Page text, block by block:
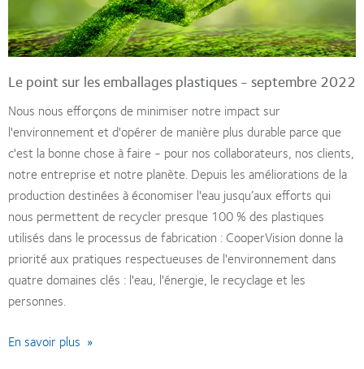
Le point sur les emballages plastiques - septembre 2022
Nous nous efforçons de minimiser notre impact sur
l'environnement et d'opérer de manière plus durable parce que
c'est la bonne chose à faire - pour nos collaborateurs, nos clients,
notre entreprise et notre planète. Depuis les améliorations de la
production destinées à économiser l'eau jusqu’aux efforts qui
nous permettent de recycler presque 100 % des plastiques
utilisés dans le processus de fabrication : CooperVision donne la
priorité aux pratiques respectueuses de l'environnement dans
quatre domaines clés : l'eau, l'énergie, le recyclage et les
personnes.
En savoir plus »